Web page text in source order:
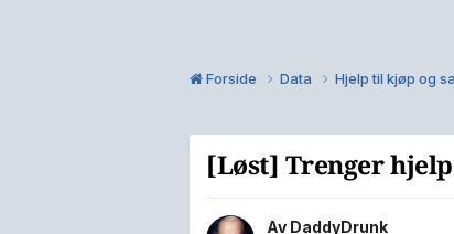
Forside Data Hjelp til kjøp og
[Løst] Trenger
Av DaddyDrunk